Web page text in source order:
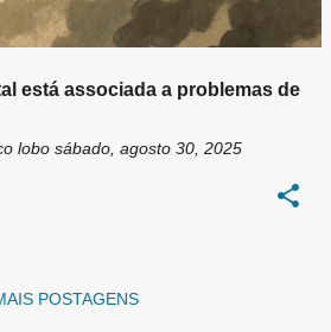
está associada a problemas de
lobo sábado, agosto 30, 2025
POSTAGENS